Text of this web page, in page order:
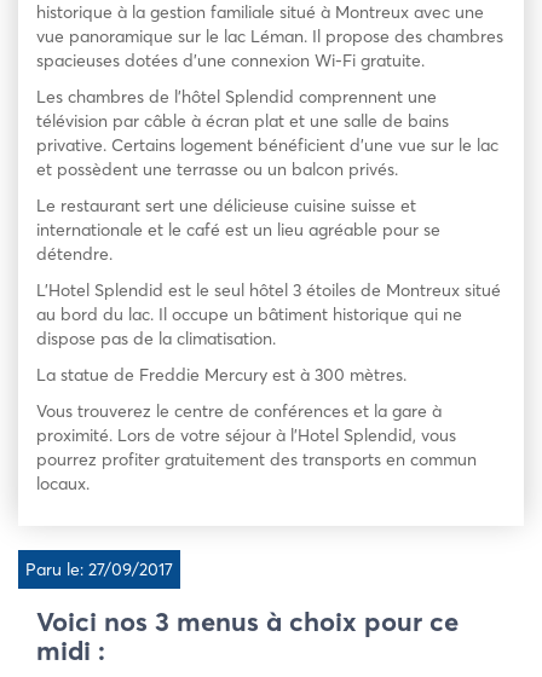
historique à la gestion familiale situé à Montreux avec une
vue panoramique sur le lac Léman. Il propose des chambres
spacieuses dotées d’une connexion Wi-Fi gratuite.
Les chambres de l’hôtel Splendid comprennent une
télévision par câble à écran plat et une salle de bains
privative. Certains logement bénéficient d’une vue sur le lac
et possèdent une terrasse ou un balcon privés.
Le restaurant sert une délicieuse cuisine suisse et
internationale et le café est un lieu agréable pour se
détendre.
L’Hotel Splendid est le seul hôtel 3 étoiles de Montreux situé
au bord du lac. Il occupe un bâtiment historique qui ne
dispose pas de la climatisation.
La statue de Freddie Mercury est à 300 mètres.
Vous trouverez le centre de conférences et la gare à
proximité. Lors de votre séjour à l’Hotel Splendid, vous
pourrez profiter gratuitement des transports en commun
locaux.
Paru le: 27/09/2017
Voici nos 3 menus à choix pour ce
midi :